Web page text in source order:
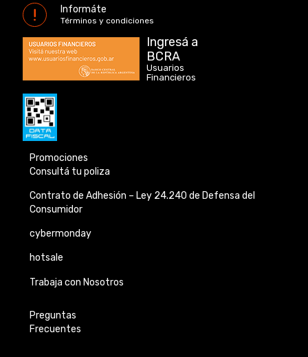
Informáte
Términos y condiciones
Ingresá a
BCRA
Usuarios
Financieros
Promociones
Consultá tu poliza
Contrato de Adhesión – Ley 24.240 de Defensa del
Consumidor
cybermonday
hotsale
Trabaja con Nosotros
Preguntas
Frecuentes